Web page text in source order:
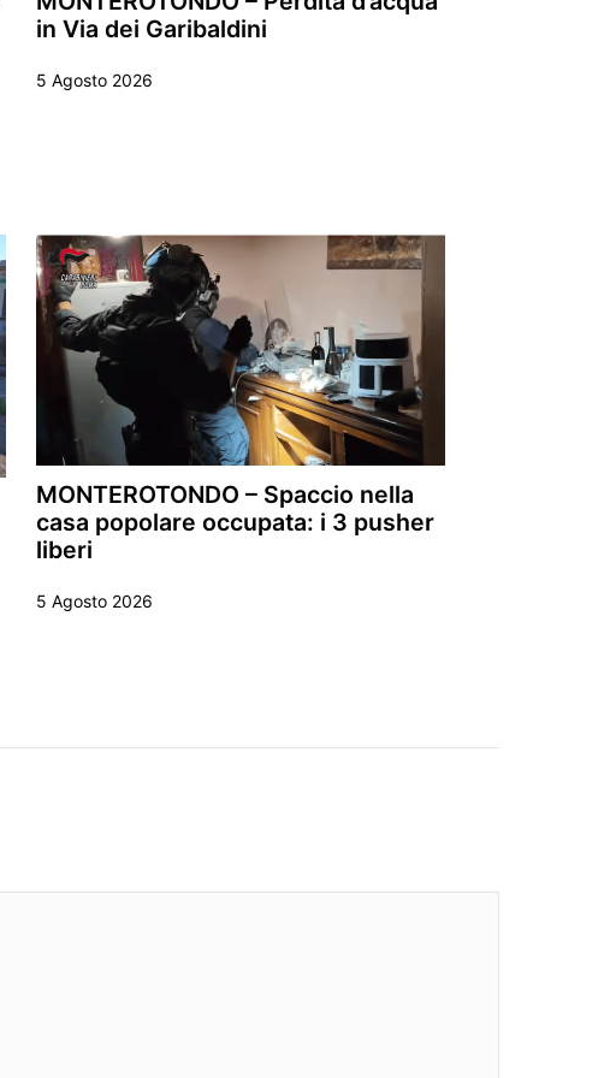
in Via dei Garibaldini
5 Agosto 2026
MONTEROTONDO – Spaccio nella
casa popolare occupata: i 3 pusher
liberi
5 Agosto 2026